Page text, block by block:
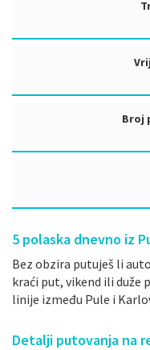
Broj
5 polaska dnevno iz
Bez obzira putuješ li
kraći put, vikend ili duže
linije između Pule i
Detalji putovanja na